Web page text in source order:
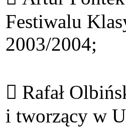
Festiwalu
2003/2004;
 Rafał
i tworzący w